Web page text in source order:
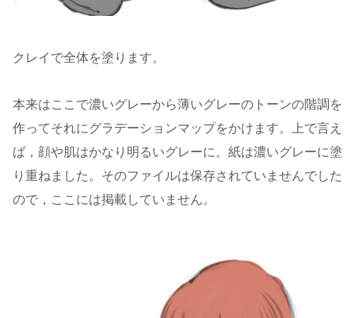
クレイで全体を塗ります。
本来はここで濃いグレーから薄いグレーのトーンの階調を
作ってそれにグラデーションマップをかけます。上で言え
ば，顔や肌はかなり明るいグレーに。紙は濃いグレーに塗
り重ねました。そのファイルは保存されていませんでした
ので，ここには掲載していません。